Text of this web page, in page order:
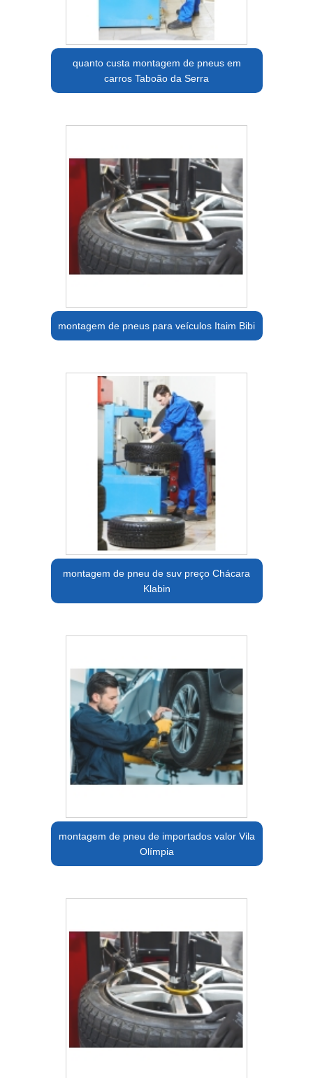
quanto custa montagem de pneus em
carros Taboão da Serra
montagem de pneus para veículos Itaim Bibi
montagem de pneu de suv preço Chácara
Klabin
montagem de pneu de importados valor Vila
Olímpia